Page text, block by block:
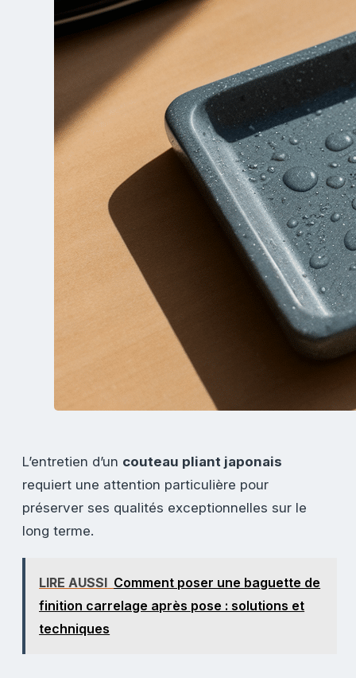
L’entretien d’un couteau pliant japonais
requiert une attention particulière pour
préserver ses qualités exceptionnelles sur le
long terme.
LIRE AUSSI Comment poser une baguette de
finition carrelage après pose : solutions et
techniques